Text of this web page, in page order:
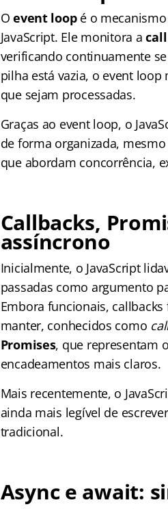
Oevent loopé o mecanismo
JavaScript. Ele monitora a
verificando continuamente
pilha está vazia, o event
que sejam processadas.
Graças ao event loop, o
de forma organizada,
que abordam concorrência,
Callbacks,
assíncrono
Inicialmente, o JavaScript
passadas como argumento
Embora funcionais,
manter, conhecidos como
Promises, que representam
encadeamentos mais claros.
Mais recentemente, o
ainda mais legível de
tradicional.
Async e await: